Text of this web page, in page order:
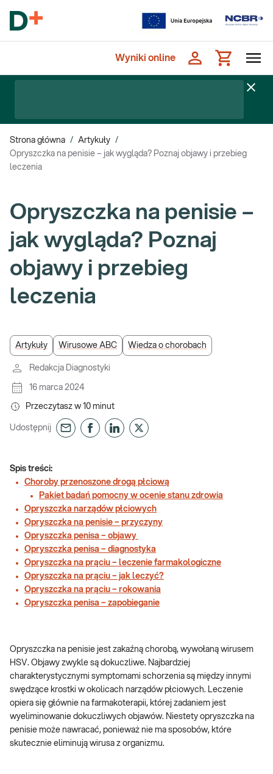
Wyniki online
Strona główna / Artykuły /
Opryszczka na penisie – jak wygląda? Poznaj objawy i przebieg
leczenia
Opryszczka na penisie –
jak wygląda? Poznaj
objawy i przebieg
leczenia
Artykuły Wirusowe ABC Wiedza o chorobach
Redakcja Diagnostyki
16 marca 2024
Przeczytasz w 10 minut
Udostępnij
Spis treści:
Choroby przenoszone drogą płciową
Pakiet badań pomocny w ocenie stanu zdrowia
Opryszczka narządów płciowych
Opryszczka na penisie – przyczyny
Opryszczka penisa – objawy
Opryszczka penisa – diagnostyka
Opryszczka na prąciu – leczenie farmakologiczne
Opryszczka na prąciu – jak leczyć?
Opryszczka na prąciu – rokowania
Opryszczka penisa – zapobieganie
Opryszczka na penisie jest zakaźną chorobą, wywołaną wirusem
HSV. Objawy zwykle są dokuczliwe. Najbardziej
charakterystycznymi symptomami schorzenia są między innymi
swędzące krostki w okolicach narządów płciowych. Leczenie
opiera się głównie na farmakoterapii, której zadaniem jest
wyeliminowanie dokuczliwych objawów. Niestety opryszczka na
penisie może nawracać, ponieważ nie ma sposobów, które
skutecznie eliminują wirusa z organizmu.